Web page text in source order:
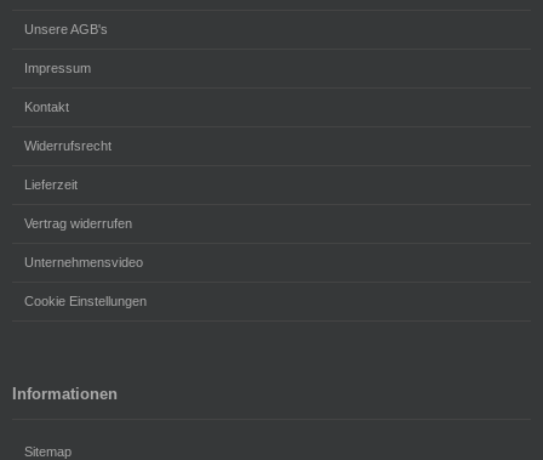
Unsere AGB's
Impressum
Kontakt
Widerrufsrecht
Lieferzeit
Vertrag widerrufen
Unternehmensvideo
Cookie Einstellungen
Informationen
Sitemap